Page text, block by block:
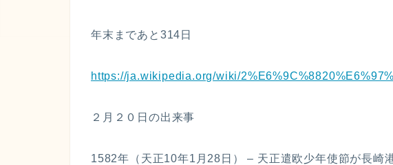
年末まであと314日
https://ja.wikipedia.org/wiki/
２月２０日の出来事
1582年（天正10年1月28日） – 天正遣欧少年使節が長崎